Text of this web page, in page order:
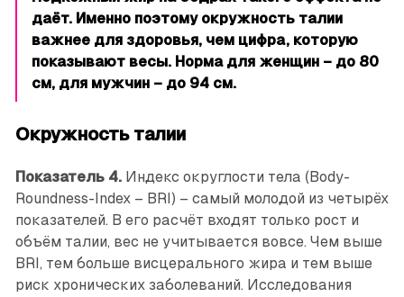
даёт. Именно поэтому окружность талии
важнее для здоровья, чем цифра, которую
показывают весы. Норма для женщин – до 80
см, для мужчин – до 94 см.
Окружность талии
Показатель 4. Индекс округлости тела (Body-
Roundness-Index – BRI) – самый молодой из четырёх
показателей. В его расчёт входят только рост и
объём талии, вес не учитывается вовсе. Чем выше
BRI, тем больше висцерального жира и тем выше
риск хронических заболеваний. Исследования